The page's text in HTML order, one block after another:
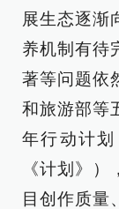
展生态逐渐
养机制有待
著等问题依
和旅游部等
年行动计划
《计划》
目创作质量